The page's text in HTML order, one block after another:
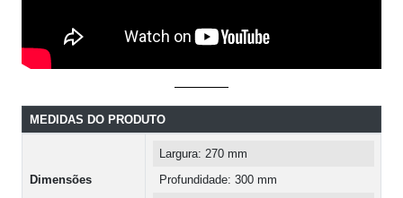
MEDIDAS DO PRODUTO
Dimensões
Largura: 270 mm
Profundidade: 300 mm